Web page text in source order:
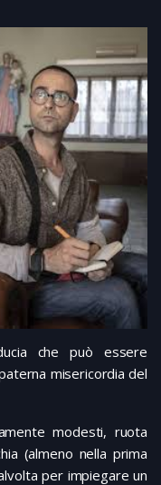
che può essere
misericordia del
modesti, ruota
(almeno nella prima
per impiegare un